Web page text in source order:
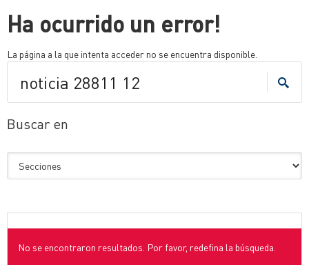
Ha ocurrido un error!
La página a la que intenta acceder no se encuentra disponible.
Buscar en
No se encontraron resultados. Por favor, redefina la búsqueda.